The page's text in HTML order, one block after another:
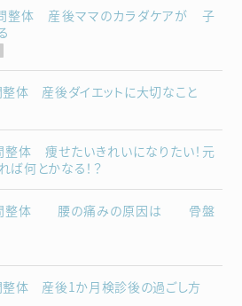
問整体 産後ママのカラダケアが 子
整体 産後ダイエットに大切なこと
整体 痩せたいきれいになりたい！元
何とかなる！？
問整体 腰の痛みの原因は 骨盤
整体 産後1か月検診後の過ごし方